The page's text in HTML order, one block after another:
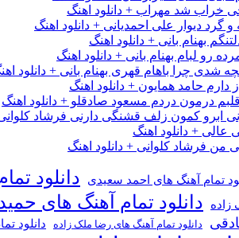
خراب شد مهراب + دانلود اهنگ
دیوار علی احمدیانی + دانلود اهنگ
بهنام بانی + دانلود اهنگ
رو لبام بهنام بانی + دانلود اهنگ
شدی چرا باهام قهری بهنام بانی + دانلود
دارم حامد همایون + دانلود اهنگ
درمون دردم مسعود صادقلو + دانلود اهنگ
ابرو کمون زلف قشنگی دارنی فرشاد کلوانی
عالی + دانلود اهنگ
فرشاد کلوانی + دانلود اهنگ
تمام آهنگ های احمد سعیدی دانلود
زاده دانلود تمام آهنگ های
دانلود تمام آهنگ های رضا ملک زاده دانلود